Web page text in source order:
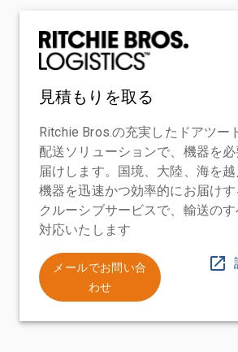
見積もりを取る
Ritchie Bros.の充実したドアツー
配送ソリューションで、機器を
届けします。国境、大陸、海を
機器を迅速かつ効率的にお届け
クルーシブサービスで、輸送の
対応いたします
メールでお問い合
わせ